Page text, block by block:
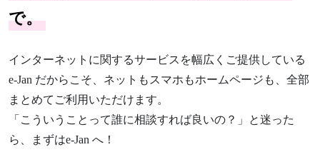
で。
インターネットに関するサービスを幅広くご提供している
e-Jan だからこそ、ネットもスマホもホームページも、全部
まとめてご利用いただけます。
「こういうことって誰に相談すれば良いの？」と迷った
ら、まずはe-Jan へ！